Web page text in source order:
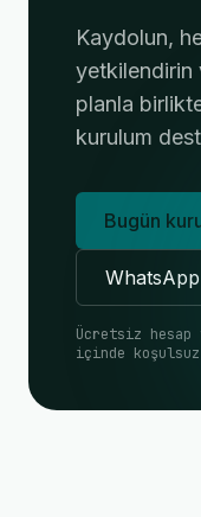
Kaydolun,
yetkilendirin
planla
kurulum
Bugün
Ücretsiz
içinde